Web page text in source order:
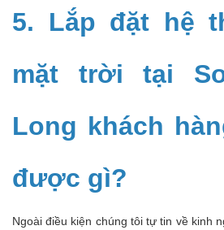
5. Lắp đặt hệ
mặt trời tại
Long khách
được gì?
Ngoài điều kiện chúng tôi tự tin về kinh